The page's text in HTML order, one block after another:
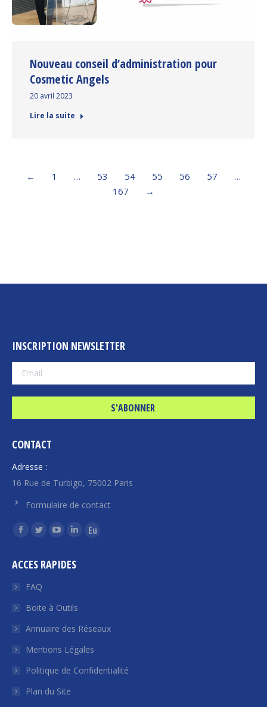
Nouveau conseil d’administration pour
Cosmetic Angels
20 avril 2023
Lire la suite
← 1 … 53 54 55 56 57
…
167
→
INSCRIPTION NEWSLETTER
CONTACT
Adresse :
16 Rue de Turbigo, 75002 Paris
Formulaire de contact
Trouvez nous sur :
La
Facebook
s'ouvre
une
nouvelle
fenêtre
La
Twitter
s'ouvre
une
nouvelle
fenêtre
La
YouTube
une
nouvelle
fenêtre
La
LinkedIn
une
nouvelle
fenêtre
La
nouvelle
fenêtre
ACCES RAPIDES
FAQ
Boite à Outils
Annuaire des Réseaux
Mentions Légales
Politique de Confidentialité
Plan du Site